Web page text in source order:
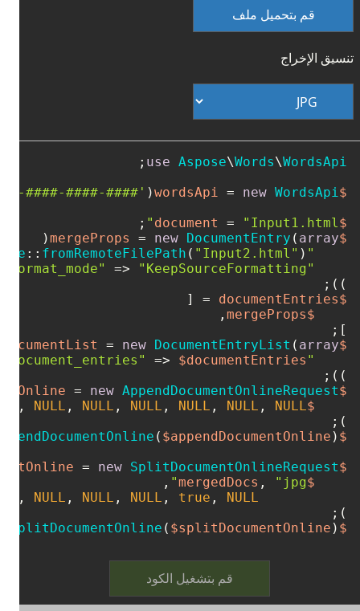
قم بتحميل ملف
تنسيق الإخراج
use Aspose\Words\WordsApi
$wordsApi
= new WordsApi
(
####-####-####'
$document
= "Input1.html"
;
$mergeProps
= new DocumentEntry ( array
"file_reference"
:: fromRemoteFilePath ( "Input2.html"
"import_format_mode"
=>
"KeepSourceFormatting"
));
$documentEntries
$mergeProps
];
$documentList
= new DocumentEntryList ( array
"document_entries"
=> $documentEntries
));
$appendDocumentOnline
= new AppendDocumentOnlineRequest
$document
, NULL , NULL , NULL , NULL , NULL , NULL
);
$mergedDocs
( $appendDocumentOnline
$splitDocumentOnline
= new SplitDocumentOnlineRequest
$mergedDocs
, "jpg"
, NULL , NULL , NULL , true , NULL
);
$wordsApi
splitDocumentOnline ( $splitDocumentOnline );
قم بتشغيل الكود